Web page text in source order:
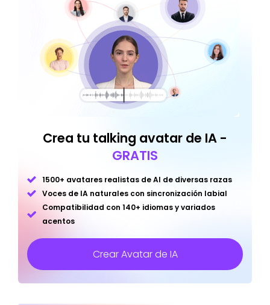
Crea tu talking avatar de IA -
GRATIS
1500+ avatares realistas de AI de diversas razas
Voces de IA naturales con sincronización labial
Compatibilidad con 140+ idiomas y variados
acentos
Crear Avatar de IA